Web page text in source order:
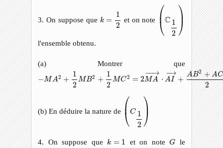
3. On suppose que k =
1
2
et on note ⎛
⎜
⎝C 1
2
⎞⎟
⎠
C
l'ensemble obtenu.
(a) Montrer que
−MA2 +
1
2
MB2 +
1
2
MC2 = 2
−−→
MA ⋅
−→
AI +
AB2 + AC
2
− M M MC I→ AB AC22
(b) En déduire la nature de ⎛
⎜
⎝C 1
2
⎞⎟
⎠
C
4. On suppose quek = 1
k et on noteG
G le